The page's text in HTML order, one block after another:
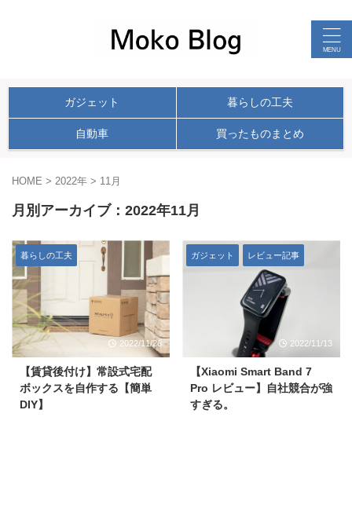
ガジェット 暮らしの工夫
自動車 買ったものまとめ
HOME > 2022年 > 11月
月別アーカイブ：2022年11月
暮らしの工夫
2022/11/26
【賃貸後付け】常設式宅配
ボックスを自作する【簡単
DIY】
ガジェット レビュー記事
2022/11/13
【Xiaomi Smart Band 7
Pro レビュー】自社競合が強
すぎる。